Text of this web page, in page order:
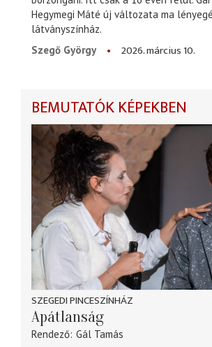
Hegymegi Máté új változata ma
látványszínház.
Szegő György
2026. március 10.
BEMUTATÓK KÉPEKBEN
SZEGEDI PINCESZÍNHÁZ
Apátlanság
Rendező Gál Tamás